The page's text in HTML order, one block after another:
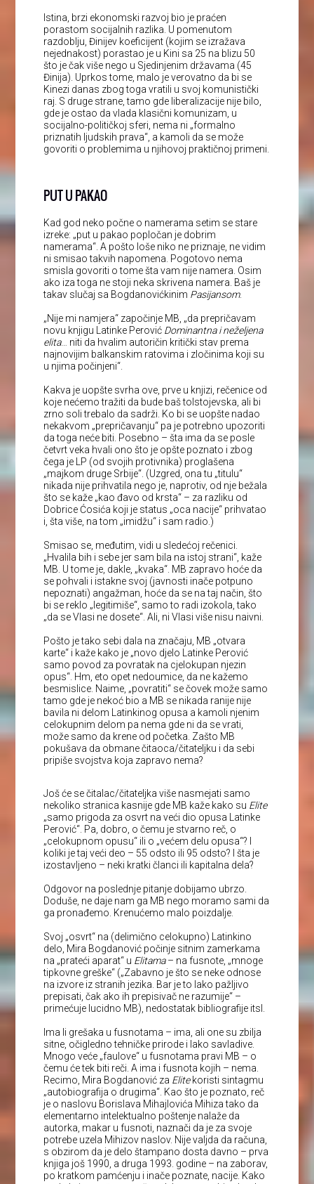
Istina, brzi ekonomski razvoj bio je praćen
porastom socijalnih razlika. U pomenutom
razdoblju, Đinijev koeficijent (kojim se izražava
nejednakost) porastao je u Kini sa 25 na blizu 50
što je čak više nego u Sjedinjenim državama (45
Đinija). Uprkos tome, malo je verovatno da bi se
Kinezi danas zbog toga vratili u svoj komunistički
raj. S druge strane, tamo gde liberalizacije nije bilo,
gde je ostao da vlada klasični komunizam, u
socijalno-političkoj sferi, nema ni „formalno
priznatih ljudskih prava“, a kamoli da se može
govoriti o problemima u njihovoj praktičnoj primeni.
PUT U PAKAO
Kad god neko počne o namerama setim se stare
izreke: „put u pakao popločan je dobrim
namerama“. A pošto loše niko ne priznaje, ne vidim
ni smisao takvih napomena. Pogotovo nema
smisla govoriti o tome šta vam nije namera. Osim
ako iza toga ne stoji neka skrivena namera. Baš je
takav slučaj sa Bogdanovićkinim Pasijansom.
„Nije mi namjera“ započinje MB, „da prepričavam
novu knjigu Latinke Perović Dominantna i neželjena
elita… niti da hvalim autoričin kritički stav prema
najnovijim balkanskim ratovima i zločinima koji su
u njima počinjeni“.
Kakva je uopšte svrha ove, prve u knjizi, rečenice od
koje nećemo tražiti da bude baš tolstojevska, ali bi
zrno soli trebalo da sadrži. Ko bi se uopšte nadao
nekakvom „prepričavanju“ pa je potrebno upozoriti
da toga neće biti. Posebno – šta ima da se posle
četvrt veka hvali ono što je opšte poznato i zbog
čega je LP (od svojih protivnika) proglašena
„majkom druge Srbije“. (Uzgred, ona tu „titulu“
nikada nije prihvatila nego je, naprotiv, od nje bežala
što se kaže „kao đavo od krsta“ – za razliku od
Dobrice Ćosića koji je status „oca nacije“ prihvatao
i, šta više, na tom „imidžu“ i sam radio.)
Smisao se, međutim, vidi u sledećoj rečenici.
„Hvalila bih i sebe jer sam bila na istoj strani“, kaže
MB. U tome je, dakle, „kvaka“. MB zapravo hoće da
se pohvali i istakne svoj (javnosti inače potpuno
nepoznati) angažman, hoće da se na taj način, što
bi se reklo „legitimiše“, samo to radi izokola, tako
„da se Vlasi ne dosete“. Ali, ni Vlasi više nisu naivni.
Pošto je tako sebi dala na značaju, MB „otvara
karte“ i kaže kako je „novo djelo Latinke Perović
samo povod za povratak na cjelokupan njezin
opus“. Hm, eto opet nedoumice, da ne kažemo
besmislice. Naime, „povratiti“ se čovek može samo
tamo gde je nekoć bio a MB se nikada ranije nije
bavila ni delom Latinkinog opusa a kamoli njenim
celokupnim delom pa nema gde ni da se vrati,
može samo da krene od početka. Zašto MB
pokušava da obmane čitaoca/čitateljku i da sebi
pripiše svojstva koja zapravo nema?
Još će se čitalac/čitateljka više nasmejati samo
nekoliko stranica kasnije gde MB kaže kako su Elite
„samo prigoda za osvrt na veći dio opusa Latinke
Perović“. Pa, dobro, o čemu je stvarno reč, o
„celokupnom opusu“ ili o „većem delu opusa“? I
koliki je taj veći deo – 55 odsto ili 95 odsto? I šta je
izostavljeno – neki kratki članci ili kapitalna dela?
Odgovor na poslednje pitanje dobijamo ubrzo.
Doduše, ne daje nam ga MB nego moramo sami da
ga pronađemo. Krenućemo malo poizdalje.
Svoj „osvrt“ na (delimično celokupno) Latinkino
delo, Mira Bogdanović počinje sitnim zamerkama
na „prateći aparat“ u Elitama– na fusnote, „mnoge
tipkovne greške“ („Zabavno je što se neke odnose
na izvore iz stranih jezika. Bar je to lako pažljivo
prepisati, čak ako ih prepisivač ne razumije“ –
primećuje lucidno MB), nedostatak bibliografije itsl.
Ima li grešaka u fusnotama – ima, ali one su zbilja
sitne, očigledno tehničke prirode i lako savladive.
Mnogo veće „faulove“ u fusnotama pravi MB – o
čemu će tek biti reči. A ima i fusnota kojih – nema.
Recimo, Mira Bogdanović za Elitekoristi sintagmu
„autobiografija o drugima“. Kao što je poznato, reč
je o naslovu Borislava Mihajlovića Mihiza tako da
elementarno intelektualno poštenje nalaže da
autorka, makar u fusnoti, naznači da je za svoje
potrebe uzela Mihizov naslov. Nije valjda da računa,
s obzirom da je delo štampano dosta davno – prva
knjiga još 1990, a druga 1993. godine – na zaborav,
po kratkom pamćenju i inače poznate, nacije. Kako